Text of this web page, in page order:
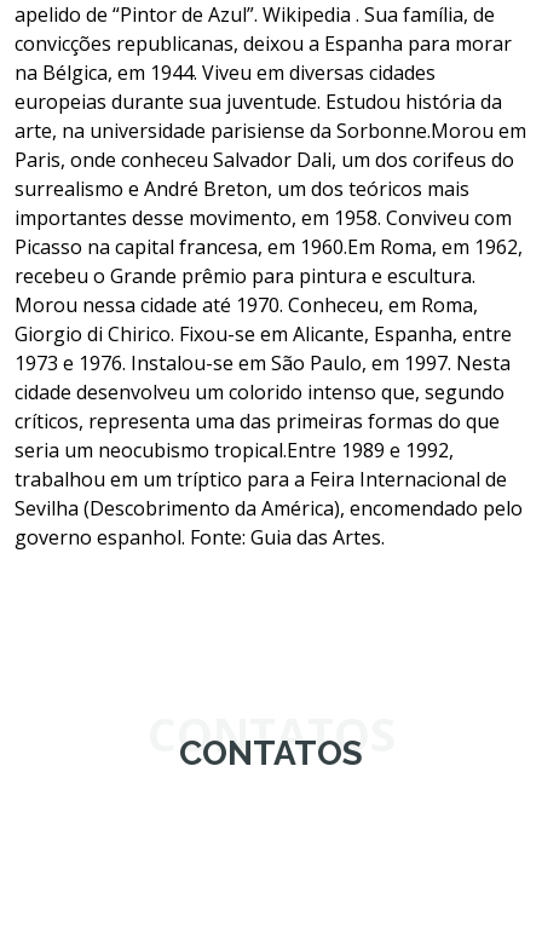
apelido de “Pintor de Azul”. Wikipedia . Sua família, de
convicções republicanas, deixou a Espanha para morar
na Bélgica, em 1944. Viveu em diversas cidades
europeias durante sua juventude. Estudou história da
arte, na universidade parisiense da Sorbonne.Morou em
Paris, onde conheceu Salvador Dali, um dos corifeus do
surrealismo e André Breton, um dos teóricos mais
importantes desse movimento, em 1958. Conviveu com
Picasso na capital francesa, em 1960.Em Roma, em 1962,
recebeu o Grande prêmio para pintura e escultura.
Morou nessa cidade até 1970. Conheceu, em Roma,
Giorgio di Chirico. Fixou-se em Alicante, Espanha, entre
1973 e 1976. Instalou-se em São Paulo, em 1997. Nesta
cidade desenvolveu um colorido intenso que, segundo
críticos, representa uma das primeiras formas do que
seria um neocubismo tropical.Entre 1989 e 1992,
trabalhou em um tríptico para a Feira Internacional de
Sevilha (Descobrimento da América), encomendado pelo
governo espanhol. Fonte: Guia das Artes.
CONTATOS
CONTATOS